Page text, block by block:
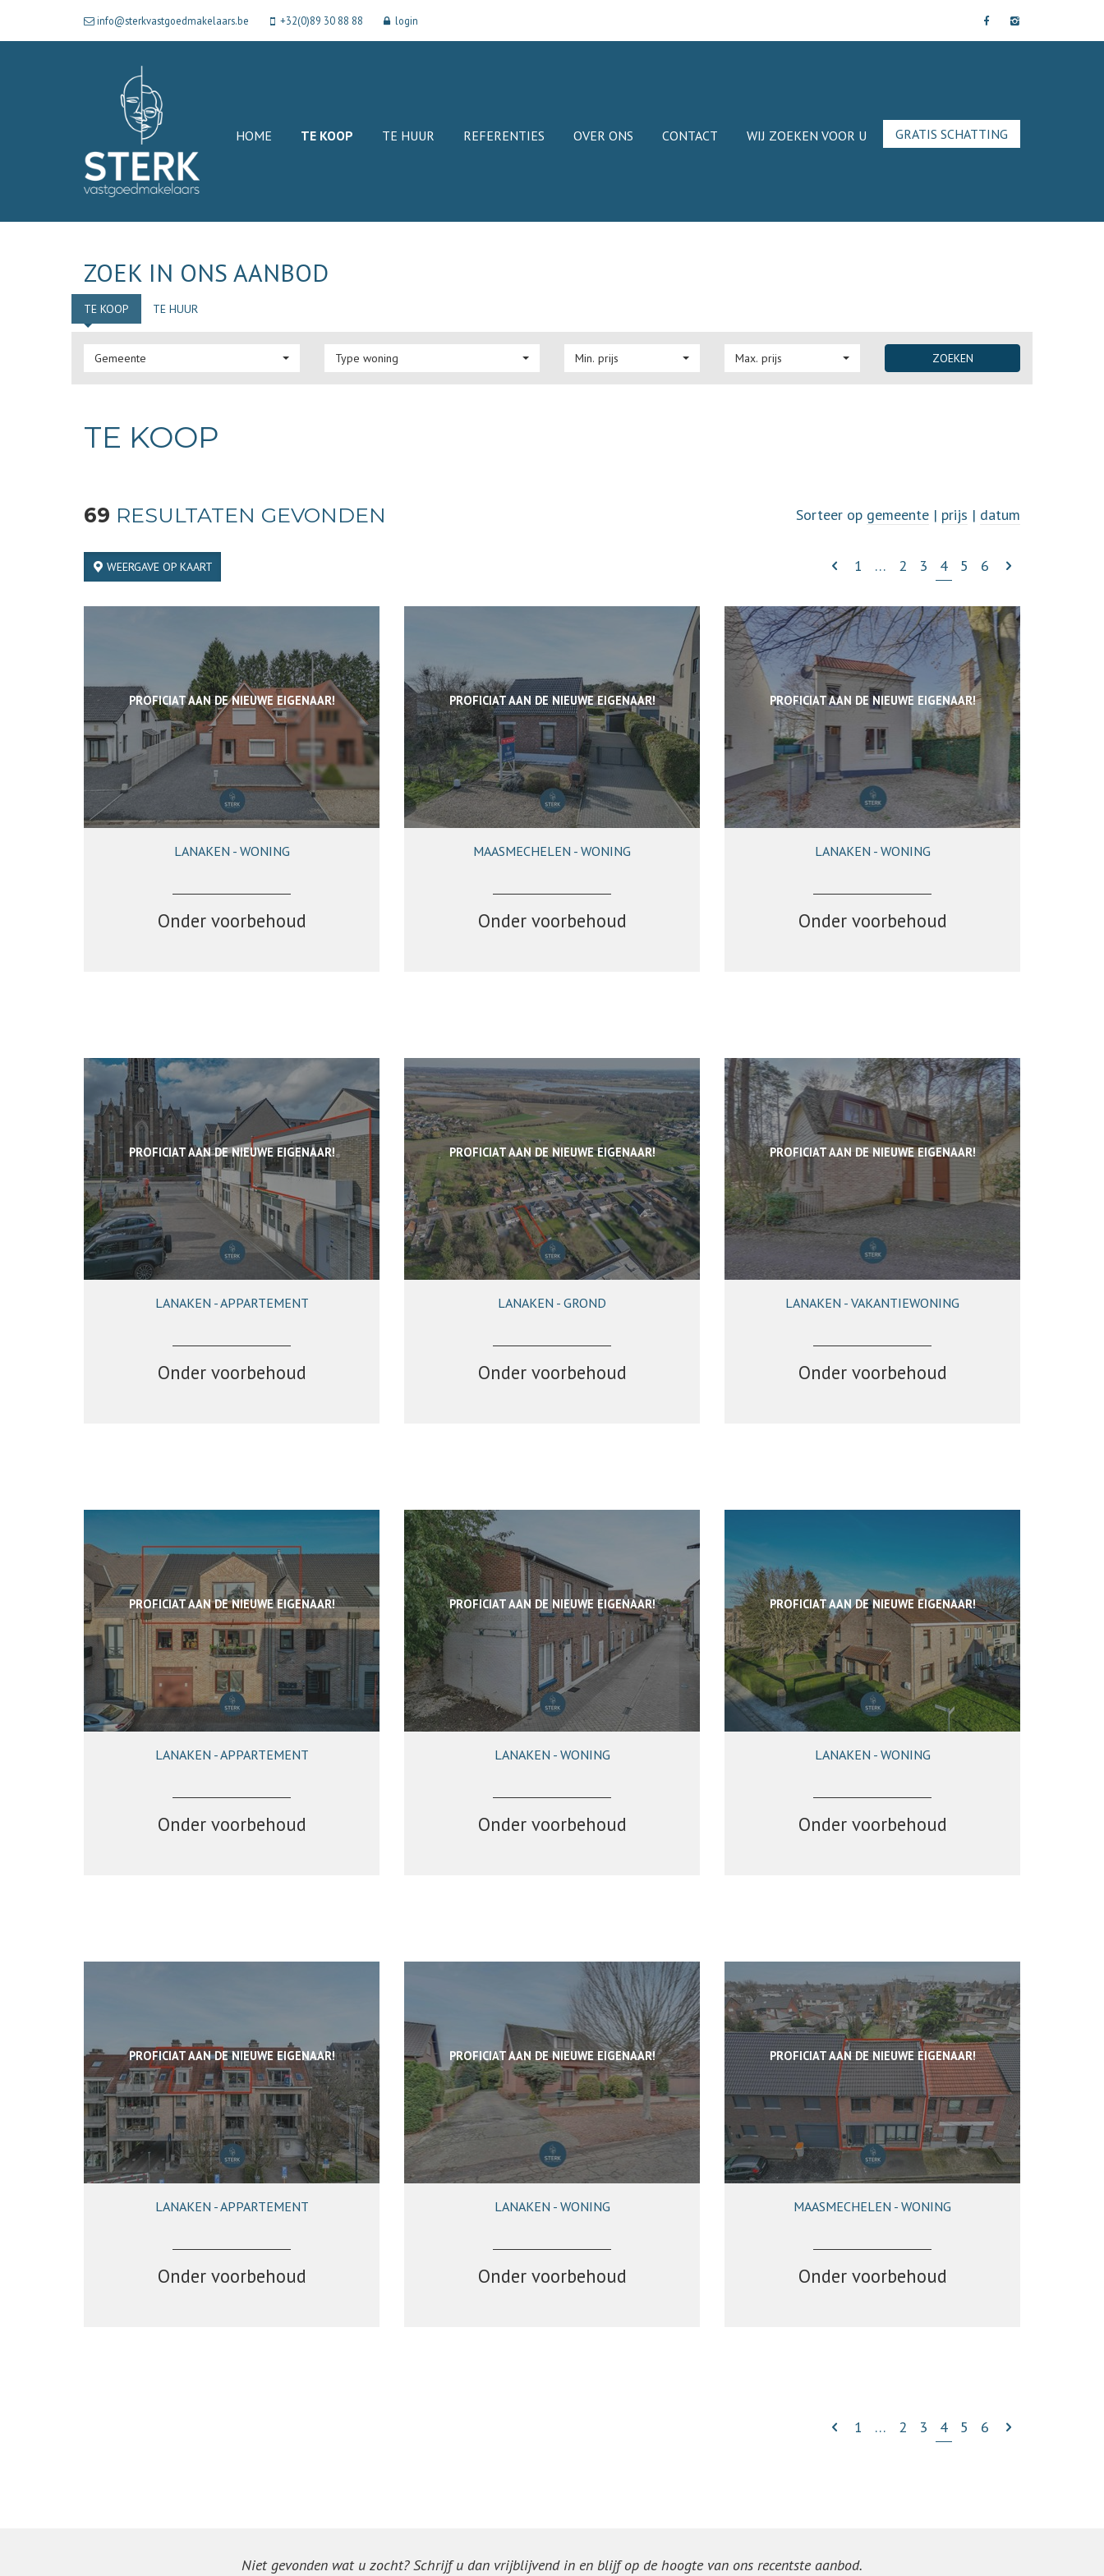
info@sterkvastgoedmakelaars.be +32(0)89 30 88 88 login
HOME TE KOOP TE HUUR REFERENTIES OVER ONS CONTACT WIJ ZOEKEN VOOR U GRATIS SCHATTING
ZOEK IN ONS AANBOD
Gemeente Type woning Min. prijs Max. prijs ZOEKEN
TE KOOP TE HUUR
TE KOOP
69 RESULTATEN GEVONDEN Sorteer op gemeente | prijs | datum
WEERGAVE OP KAART 1 … 2 3 4 5 6
PROFICIAT AAN DE NIEUWE EIGENAAR!
140 m² 3 1
LANAKEN - WONING
Onder voorbehoud
PROFICIAT AAN DE NIEUWE EIGENAAR!
122 m² 2 1
MAASMECHELEN - WONING
Onder voorbehoud
PROFICIAT AAN DE NIEUWE EIGENAAR!
108 m² 2
LANAKEN - WONING
Onder voorbehoud
PROFICIAT AAN DE NIEUWE EIGENAAR!
109 m² 3
LANAKEN - APPARTEMENT
Onder voorbehoud
PROFICIAT AAN DE NIEUWE EIGENAAR!
LANAKEN - GROND
Onder voorbehoud
PROFICIAT AAN DE NIEUWE EIGENAAR!
89 m² 3 1
LANAKEN - VAKANTIEWONING
Onder voorbehoud
PROFICIAT AAN DE NIEUWE EIGENAAR!
88 m² 1 1
LANAKEN - APPARTEMENT
Onder voorbehoud
PROFICIAT AAN DE NIEUWE EIGENAAR!
130 m² 3
LANAKEN - WONING
Onder voorbehoud
PROFICIAT AAN DE NIEUWE EIGENAAR!
202 m² 3 1
LANAKEN - WONING
Onder voorbehoud
PROFICIAT AAN DE NIEUWE EIGENAAR!
110 m² 2 1
LANAKEN - APPARTEMENT
Onder voorbehoud
PROFICIAT AAN DE NIEUWE EIGENAAR!
158 m² 3
LANAKEN - WONING
Onder voorbehoud
PROFICIAT AAN DE NIEUWE EIGENAAR!
205 m² 4
MAASMECHELEN - WONING
Onder voorbehoud
1 … 2 3 4 5 6
Niet gevonden wat u zocht? Schrijf u dan vrijblijvend in en blijf op de hoogte van ons recentste aanbod.